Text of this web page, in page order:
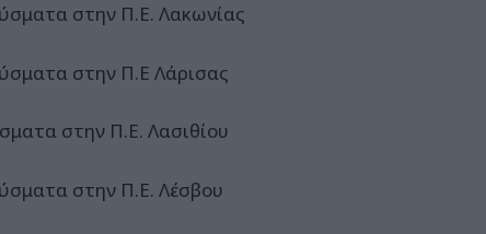
στην Π.Ε. Λακωνίας
στην Π.Ε Λάρισας
στην Π.Ε. Λασιθίου
στην Π.Ε. Λέσβου